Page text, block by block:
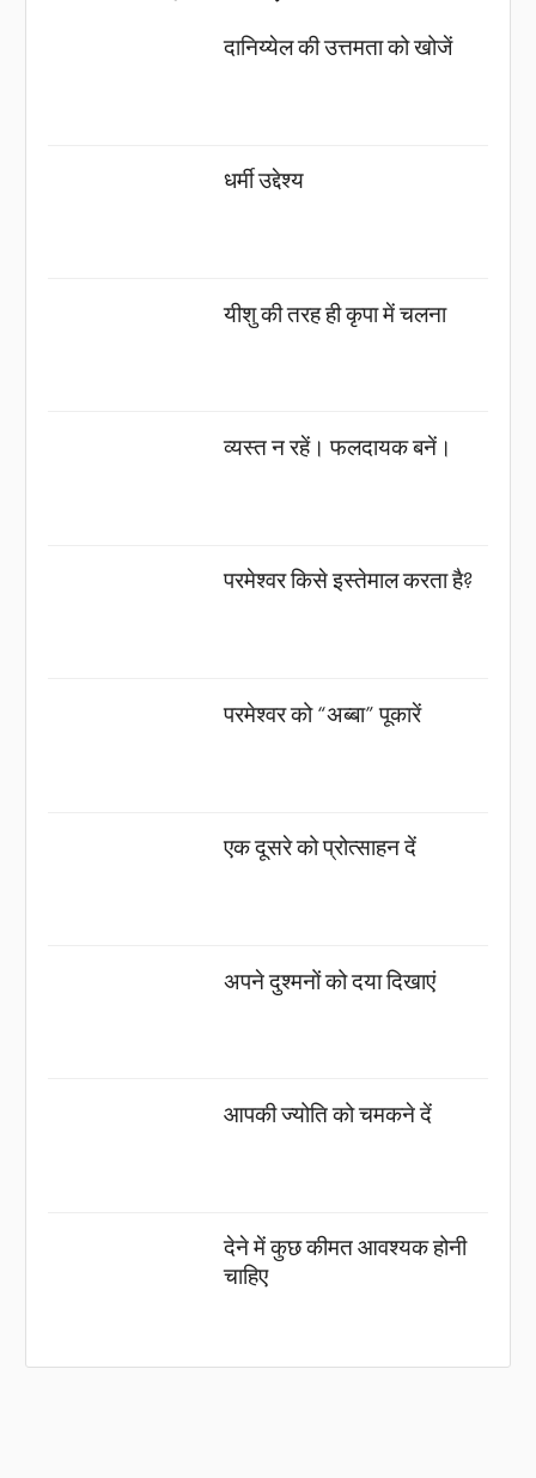
दानिय्येल की उत्तमता को खोजें
धर्मी उद्देश्य
यीशु की तरह ही कृपा में चलना
व्यस्त न रहें। फलदायक बनें।
परमेश्वर किसे इस्तेमाल करता है?
परमेश्वर को “अब्बा” पूकारें
एक दूसरे को प्रोत्साहन दें
अपने दुश्मनों को दया दिखाएं
आपकी ज्योति को चमकने दें
देने में कुछ कीमत आवश्यक होनी
चाहिए